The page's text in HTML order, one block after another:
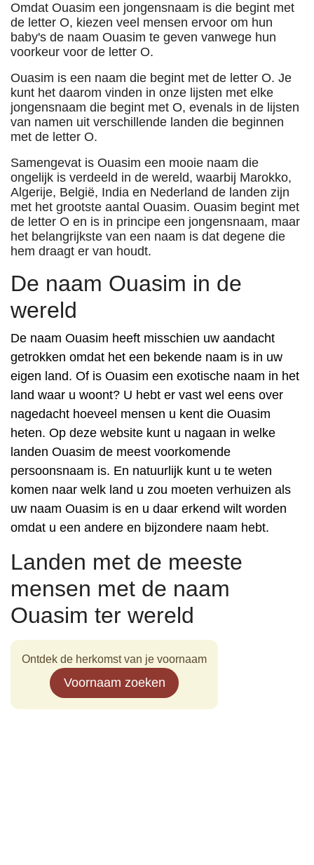
Omdat Ouasim een jongensnaam is die begint met
de letter O, kiezen veel mensen ervoor om hun
baby's de naam Ouasim te geven vanwege hun
voorkeur voor de letter O.
Ouasim is een naam die begint met de letter O. Je
kunt het daarom vinden in onze lijsten met elke
jongensnaam die begint met O, evenals in de lijsten
van namen uit verschillende landen die beginnen
met de letter O.
Samengevat is Ouasim een mooie naam die
ongelijk is verdeeld in de wereld, waarbij Marokko,
Algerije, België, India en Nederland de landen zijn
met het grootste aantal Ouasim. Ouasim begint met
de letter O en is in principe een jongensnaam, maar
het belangrijkste van een naam is dat degene die
hem draagt er van houdt.
De naam Ouasim in de
wereld
De naam Ouasim heeft misschien uw aandacht
getrokken omdat het een bekende naam is in uw
eigen land. Of is Ouasim een exotische naam in het
land waar u woont? U hebt er vast wel eens over
nagedacht hoeveel mensen u kent die Ouasim
heten. Op deze website kunt u nagaan in welke
landen Ouasim de meest voorkomende
persoonsnaam is. En natuurlijk kunt u te weten
komen naar welk land u zou moeten verhuizen als
uw naam Ouasim is en u daar erkend wilt worden
omdat u een andere en bijzondere naam hebt.
Landen met de meeste
mensen met de naam
Ouasim ter wereld
Ontdek de herkomst van je voornaam
Voornaam zoeken